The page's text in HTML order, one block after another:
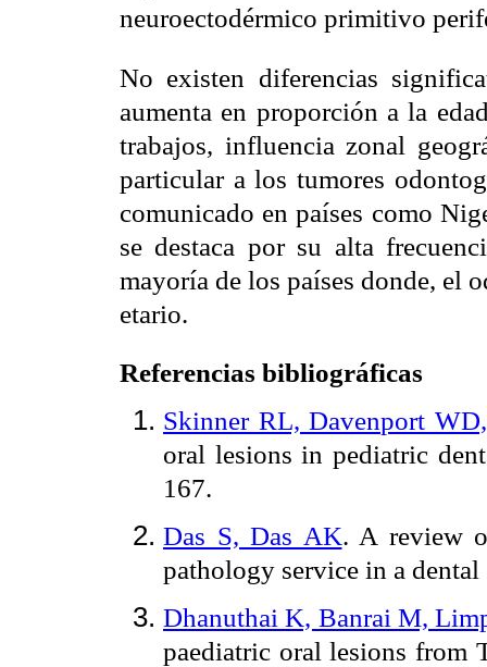
neuroectodérmico primitivo
No existen diferencias
aumenta en proporción a la
trabajos, influencia zonal
particular a los tumores
comunicado en países como
se destaca por su alta
mayoría de los países donde, el
etario.
Referencias bibliográficas
Skinner RL, Davenport
oral lesions in pediatric
167.
Das S, Das AK. A review
pathology service in a
Dhanuthai K, Banrai M,
paediatric oral lesions from